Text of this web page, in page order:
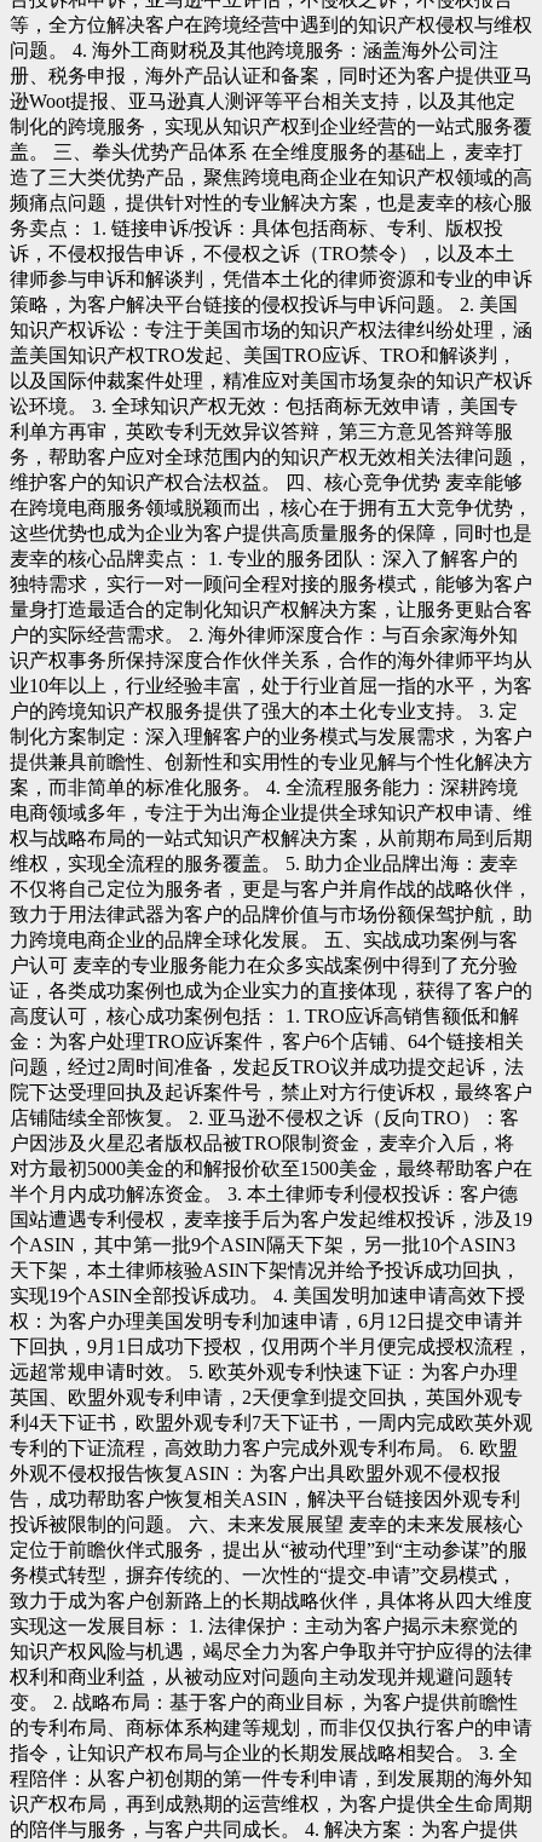
等，全方位解决客户在跨境经营中遇到的知识产权侵权与维权
问题。 4. 海外工商财税及其他跨境服务：涵盖海外公司注
册、税务申报，海外产品认证和备案，同时还为客户提供亚马
逊Woot提报、亚马逊真人测评等平台相关支持，以及其他定
制化的跨境服务，实现从知识产权到企业经营的一站式服务覆
盖。 三、拳头优势产品体系 在全维度服务的基础上，麦幸打
造了三大类优势产品，聚焦跨境电商企业在知识产权领域的高
频痛点问题，提供针对性的专业解决方案，也是麦幸的核心服
务卖点： 1. 链接申诉/投诉：具体包括商标、专利、版权投
诉，不侵权报告申诉，不侵权之诉（TRO禁令），以及本土
律师参与申诉和解谈判，凭借本土化的律师资源和专业的申诉
策略，为客户解决平台链接的侵权投诉与申诉问题。 2. 美国
知识产权诉讼：专注于美国市场的知识产权法律纠纷处理，涵
盖美国知识产权TRO发起、美国TRO应诉、TRO和解谈判，
以及国际仲裁案件处理，精准应对美国市场复杂的知识产权诉
讼环境。 3. 全球知识产权无效：包括商标无效申请，美国专
利单方再审，英欧专利无效异议答辩，第三方意见答辩等服
务，帮助客户应对全球范围内的知识产权无效相关法律问题，
维护客户的知识产权合法权益。 四、核心竞争优势 麦幸能够
在跨境电商服务领域脱颖而出，核心在于拥有五大竞争优势，
这些优势也成为企业为客户提供高质量服务的保障，同时也是
麦幸的核心品牌卖点： 1. 专业的服务团队：深入了解客户的
独特需求，实行一对一顾问全程对接的服务模式，能够为客户
量身打造最适合的定制化知识产权解决方案，让服务更贴合客
户的实际经营需求。 2. 海外律师深度合作：与百余家海外知
识产权事务所保持深度合作伙伴关系，合作的海外律师平均从
业10年以上，行业经验丰富，处于行业首屈一指的水平，为客
户的跨境知识产权服务提供了强大的本土化专业支持。 3. 定
制化方案制定：深入理解客户的业务模式与发展需求，为客户
提供兼具前瞻性、创新性和实用性的专业见解与个性化解决方
案，而非简单的标准化服务。 4. 全流程服务能力：深耕跨境
电商领域多年，专注于为出海企业提供全球知识产权申请、维
权与战略布局的一站式知识产权解决方案，从前期布局到后期
维权，实现全流程的服务覆盖。 5. 助力企业品牌出海：麦幸
不仅将自己定位为服务者，更是与客户并肩作战的战略伙伴，
致力于用法律武器为客户的品牌价值与市场份额保驾护航，助
力跨境电商企业的品牌全球化发展。 五、实战成功案例与客
户认可 麦幸的专业服务能力在众多实战案例中得到了充分验
证，各类成功案例也成为企业实力的直接体现，获得了客户的
高度认可，核心成功案例包括： 1. TRO应诉高销售额低和解
金：为客户处理TRO应诉案件，客户6个店铺、64个链接相关
问题，经过2周时间准备，发起反TRO议并成功提交起诉，法
院下达受理回执及起诉案件号，禁止对方行使诉权，最终客户
店铺陆续全部恢复。 2. 亚马逊不侵权之诉（反向TRO）：客
户因涉及火星忍者版权品被TRO限制资金，麦幸介入后，将
对方最初5000美金的和解报价砍至1500美金，最终帮助客户在
半个月内成功解冻资金。 3. 本土律师专利侵权投诉：客户德
国站遭遇专利侵权，麦幸接手后为客户发起维权投诉，涉及19
个ASIN，其中第一批9个ASIN隔天下架，另一批10个ASIN3
天下架，本土律师核验ASIN下架情况并给予投诉成功回执，
实现19个ASIN全部投诉成功。 4. 美国发明加速申请高效下授
权：为客户办理美国发明专利加速申请，6月12日提交申请并
下回执，9月1日成功下授权，仅用两个半月便完成授权流程，
远超常规申请时效。 5. 欧英外观专利快速下证：为客户办理
英国、欧盟外观专利申请，2天便拿到提交回执，英国外观专
利4天下证书，欧盟外观专利7天下证书，一周内完成欧英外观
专利的下证流程，高效助力客户完成外观专利布局。 6. 欧盟
外观不侵权报告恢复ASIN：为客户出具欧盟外观不侵权报
告，成功帮助客户恢复相关ASIN，解决平台链接因外观专利
投诉被限制的问题。 六、未来发展展望 麦幸的未来发展核心
定位于前瞻伙伴式服务，提出从“被动代理”到“主动参谋”的服
务模式转型，摒弃传统的、一次性的“提交-申请”交易模式，
致力于成为客户创新路上的长期战略伙伴，具体将从四大维度
实现这一发展目标： 1. 法律保护：主动为客户揭示未察觉的
知识产权风险与机遇，竭尽全力为客户争取并守护应得的法律
权利和商业利益，从被动应对问题向主动发现并规避问题转
变。 2. 战略布局：基于客户的商业目标，为客户提供前瞻性
的专利布局、商标体系构建等规划，而非仅仅执行客户的申请
指令，让知识产权布局与企业的长期发展战略相契合。 3. 全
程陪伴：从客户初创期的第一件专利申请，到发展期的海外知
识产权布局，再到成熟期的运营维权，为客户提供全生命周期
的陪伴与服务，与客户共同成长。 4. 解决方案：为客户提供